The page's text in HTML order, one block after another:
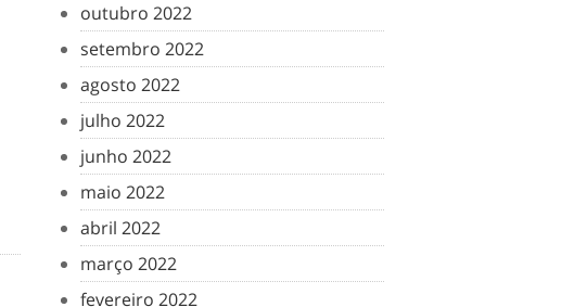
outubro 2022
setembro 2022
agosto 2022
julho 2022
junho 2022
maio 2022
abril 2022
março 2022
fevereiro 2022